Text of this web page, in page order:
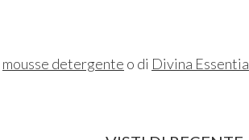
mousse detergente o di Divina Essentia